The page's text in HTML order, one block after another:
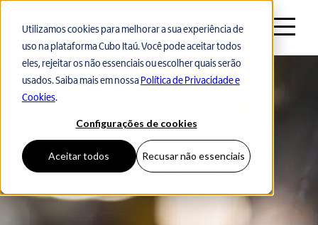
Utilizamos cookies para melhorar a sua experiência de
uso na plataforma Cubo Itaú. Você pode aceitar todos
eles, rejeitar os não essenciais ou escolher quais serão
usados. Saiba mais em nossa Política de Privacidade e
Cookies.
Configurações de cookies
Aceitar todos Recusar não essenciais